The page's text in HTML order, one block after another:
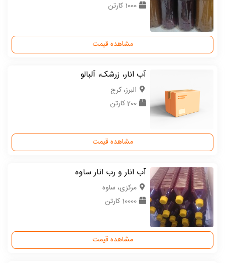
1000 کارتن
مشاهده قیمت
آب انار، زرشک، آلبالو
البرز، کرج
200 کارتن
مشاهده قیمت
آب انار و رب انار ساوه
مركزی، ساوه
10000 کارتن
مشاهده قیمت